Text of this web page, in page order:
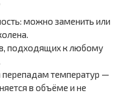
можно заменить или
подходящих к любому
перепадам температур —
в объёме и не